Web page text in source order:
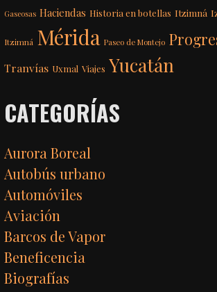
Gaseosas Haciendas Historia en botellas Itzimná
Itzimná Mérida Paseo de Montejo
Tranvías Uxmal Viajes Yucatán
CATEGORÍAS
Aurora Boreal
Autobús urbano
Automóviles
Aviación
Barcos de Vapor
Beneficencia
Biografías